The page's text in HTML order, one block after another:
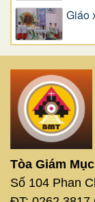
Giáo
Tòa Giám
Số 104 Phan